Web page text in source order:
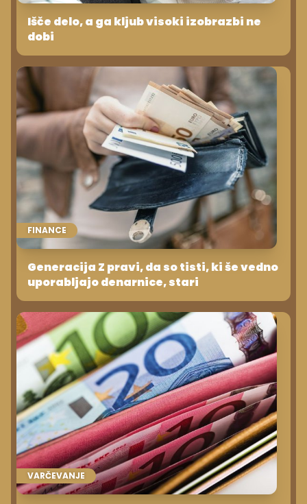
Išče delo, a ga kljub visoki izobrazbi ne
dobi
FINANCE
Generacija Z pravi, da so tisti, ki še vedno
uporabljajo denarnice, stari
VARČEVANJE